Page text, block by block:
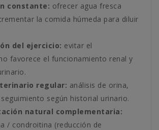
constante: ofrecer agua fresca
la comida húmeda para diluir
del ejercicio: evitar el
favorece el funcionamiento renal y
regular: análisis de orina,
según historial urinario.
natural complementaria:
/ condroitina (reducción de